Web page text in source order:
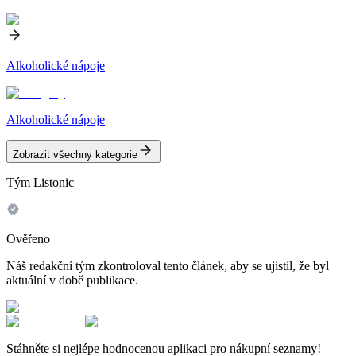
Alkoholické nápoje
Alkoholické nápoje
Zobrazit všechny kategorie
Tým Listonic
Ověřeno
Náš redakční tým zkontroloval tento článek, aby se ujistil, že byl
aktuální v době publikace.
Stáhněte si nejlépe hodnocenou aplikaci pro nákupní seznamy!